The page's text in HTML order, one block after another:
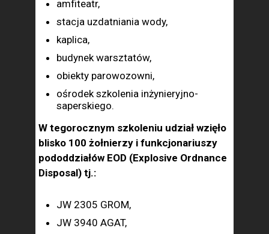
amfiteatr,
stacja uzdatniania wody,
kaplica,
budynek warsztatów,
obiekty parowozowni,
ośrodek szkolenia inżynieryjno-
saperskiego.
W tegorocznym szkoleniu udział wzięło
blisko 100 żołnierzy i funkcjonariuszy
pododdziałów EOD (Explosive Ordnance
Disposal) tj.:
JW 2305 GROM,
JW 3940 AGAT,